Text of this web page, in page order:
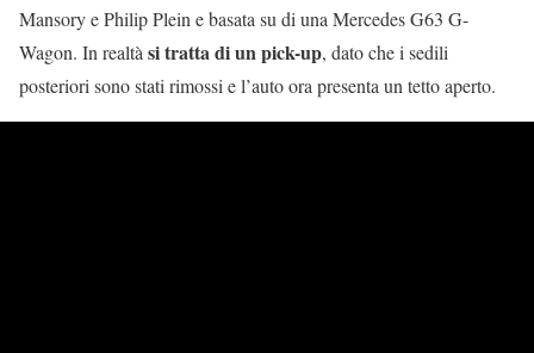
Mansory e Philip Plein e basata su di una Mercedes G63 G-
Wagon. In realtà si tratta di un pick-up, dato che i sedili
posteriori sono stati rimossi e l’auto ora presenta un tetto aperto.